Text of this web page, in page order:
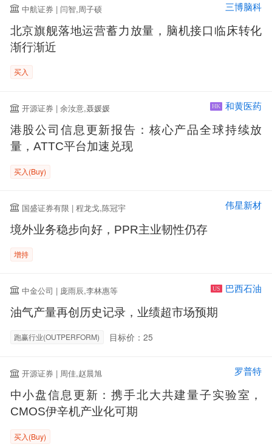
中航证券 | 闫智,周子硕 三博脑科
北京旗舰落地运营蓄力放量，脑机接口临床转化
渐行渐近
买入
开源证券 | 余汝意,聂媛媛 HK 和黄医药
港股公司信息更新报告：核心产品全球持续放
量，ATTC平台加速兑现
买入(Buy)
国盛证券有限 | 程龙戈,陈冠宇 伟星新材
境外业务稳步向好，PPR主业韧性仍存
增持
中金公司 | 庞雨辰,李林惠等 US 巴西石油
油气产量再创历史记录，业绩超市场预期
跑赢行业(OUTPERFORM) 目标价：25
开源证券 | 周佳,赵晨旭 罗普特
中小盘信息更新：携手北大共建量子实验室，
CMOS伊辛机产业化可期
买入(Buy)